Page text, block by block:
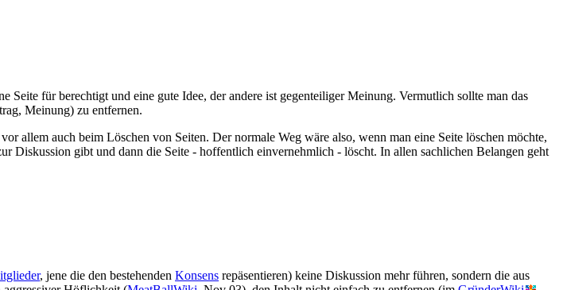
Seite für berechtigt und eine gute Idee, der andere ist gegenteiliger Meinung. Vermutlich sollte man das
Meinung) zu entfernen.
allem auch beim Löschen von Seiten. Der normale Weg wäre also, wenn man eine Seite löschen möchte,
Diskussion gibt und dann die Seite - hoffentlich einvernehmlich - löscht. In allen sachlichen Belangen geht
, jene die den bestehenden Konsens repäsentieren) keine Diskussion mehr führen, sondern die aus